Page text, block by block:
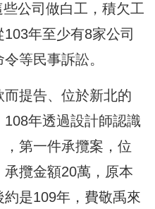
公司做白工，積欠工
年至少有8家公司
等民事訴訟。
提告、位於新北的
年透過設計師認識
第一件承攬案，位
攬金額20萬，原本
是109年，費敬禹來